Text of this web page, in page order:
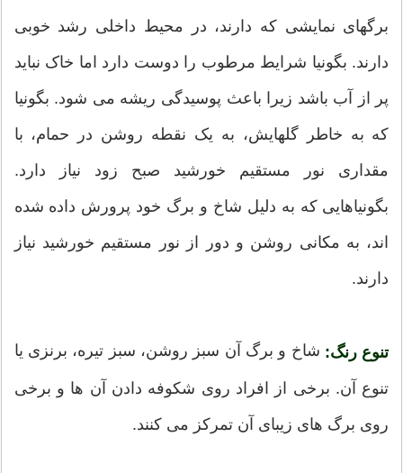
برگهای نمایشی که دارند، در محیط داخلی رشد خوبی
دارند. بگونیا شرایط مرطوب را دوست دارد اما خاک نباید
پر از آب باشد زیرا باعث پوسیدگی ریشه می شود. بگونیا
که به خاطر گلهایش، به یک نقطه روشن در حمام، با
مقداری نور مستقیم خورشید صبح زود نیاز دارد.
بگونیاهایی که به دلیل شاخ و برگ خود پرورش داده شده
اند، به مکانی روشن و دور از نور مستقیم خورشید نیاز
دارند.
تنوع رنگ: شاخ و برگ آن سبز روشن، سبز تیره، برنزی یا
تنوع آن. برخی از افراد روی شکوفه دادن آن ها و برخی
روی برگ های زیبای آن تمرکز می کنند.